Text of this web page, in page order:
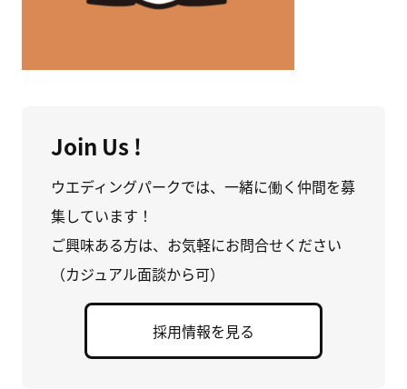
Join Us !
ウエディングパークでは、一緒に働く仲間を募
集しています！
ご興味ある方は、お気軽にお問合せください
（カジュアル面談から可）
採用情報を見る